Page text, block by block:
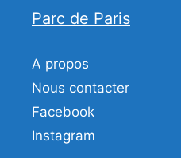
Parc de Paris
A propos
Nous contacter
Facebook
Instagram